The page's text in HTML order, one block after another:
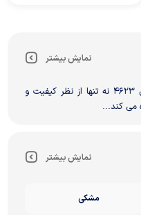
نمایش بیشتر
هواپز آریته مدل 4623 هواپز آریته مدل 4623 نه تنها از نظر کیفیت و
می کند...
نمایش بیشتر
مشکی